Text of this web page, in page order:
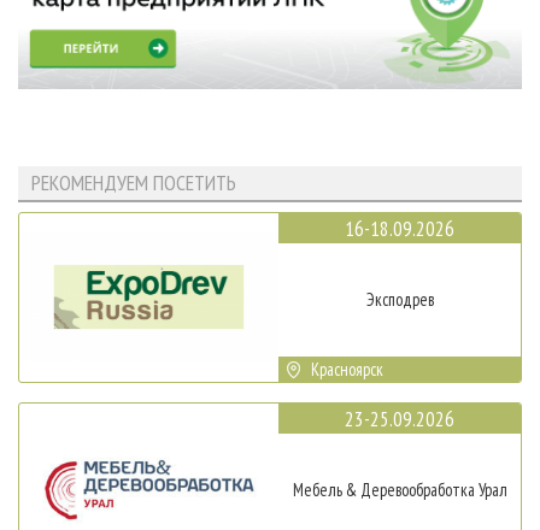
РЕКОМЕНДУЕМ ПОСЕТИТЬ
16-18.09.2026
Эксподрев
Красноярск
23-25.09.2026
Мебель & Деревообработка Урал